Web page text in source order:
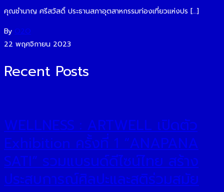
คุณชำนาญ ศรีสวัสดิ์ ประธานสภาอุตสาหกรรมท่องเที่ยวแห่งปร […]
By O2O
22 พฤศจิกายน 2023
Recent Posts
WELLNESS : ARTWELL เปิดตัว
Exhibition ครั้งที่ 1 “ANAPANA
SATI” รวมแบรนด์ดีไซน์ไทย สร้าง
ประสบการณ์ศิลปะและสติร่วมสมัย